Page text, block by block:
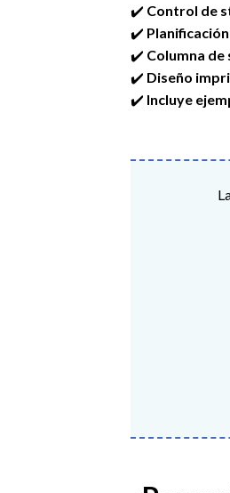
✔️ Control de
✔️
✔️ Columna de
✔️ Diseño
✔️ Incluye